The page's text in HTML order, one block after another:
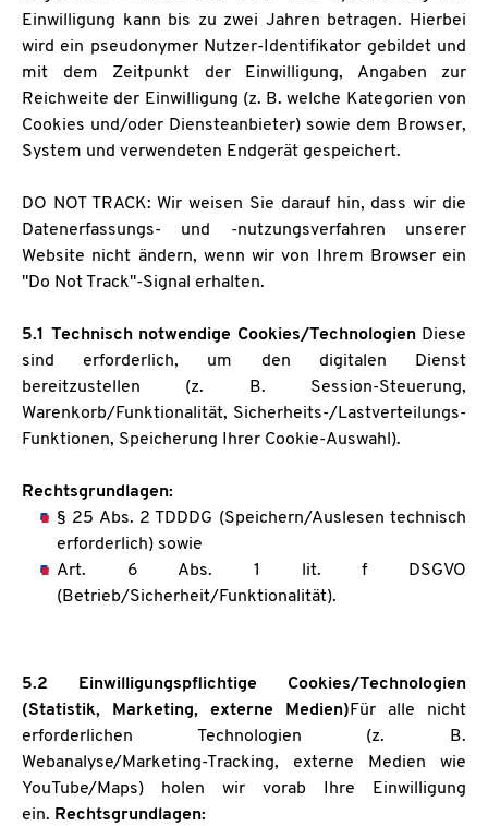
Einwilligung kann bis zu zwei Jahren betragen. Hierbei
wird ein pseudonymer Nutzer-Identifikator gebildet und
mit dem Zeitpunkt der Einwilligung, Angaben zur
Reichweite der Einwilligung (z. B. welche Kategorien von
Cookies und/oder Diensteanbieter) sowie dem Browser,
System und verwendeten Endgerät gespeichert.
DO NOT TRACK: Wir weisen Sie darauf hin, dass wir die
Datenerfassungs- und -nutzungsverfahren unserer
Website nicht ändern, wenn wir von Ihrem Browser ein
"Do Not Track"-Signal erhalten.
5.1 Technisch notwendige Cookies/TechnologienDiese
sind erforderlich, um den digitalen Dienst
bereitzustellen (z. B. Session-Steuerung,
Warenkorb/Funktionalität, Sicherheits-/Lastverteilungs-
Funktionen, Speicherung Ihrer Cookie-Auswahl).
Rechtsgrundlagen:
§ 25 Abs. 2 TDDDG (Speichern/Auslesen technisch
erforderlich) sowie
Art. 6 Abs. 1 lit. f DSGVO
(Betrieb/Sicherheit/Funktionalität).
5.2 Einwilligungspflichtige Cookies/Technologien
(Statistik, Marketing, externe Medien)Für alle nicht
erforderlichen Technologien (z. B.
Webanalyse/Marketing-Tracking, externe Medien wie
YouTube/Maps) holen wir vorab Ihre Einwilligung
ein. Rechtsgrundlagen: